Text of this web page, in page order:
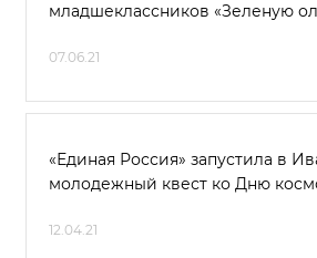
младшеклассников «Зеленую
07.06.21
«Единая Россия» запустила в
молодежный квест ко Дню
12.04.21